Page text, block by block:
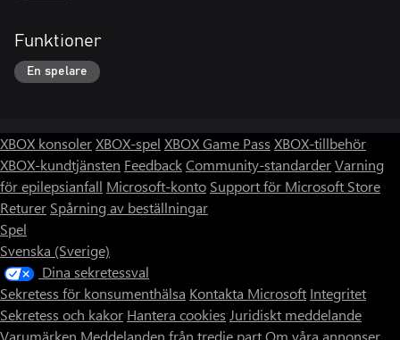
Funktioner
En spelare
XBOX konsolerXBOX-spel XBOX Game Pass XBOX-tillbehör
XBOX-kundtjänsten FeedbackCommunity-standarderVarning
för epilepsianfall Microsoft-konto Support för Microsoft Store
Returer Spårning av beställningar
Spel
Svenska (Sverige)
Dina sekretessval
Sekretess för konsumenthälsa Kontakta Microsoft Integritet
Sekretess och kakor Hantera cookies Juridiskt meddelande
Varumärken Meddelanden från tredje partOm våra annonser